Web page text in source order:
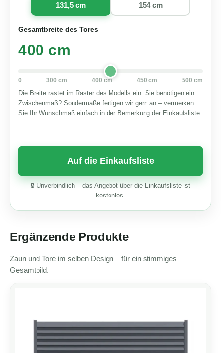
131,5 cm 154 cm
Gesamtbreite des Tores
400 cm
0 300 cm 400 cm 450 cm
500 cm
Die Breite rastet im Raster des Modells ein. Sie benötigen ein
Zwischenmaß? Sondermaße fertigen wir gern an – vermerken
Sie Ihr Wunschmaß einfach in der Bemerkung der Einkaufsliste.
🔒 Unverbindlich – das Angebot über die Einkaufsliste ist
kostenlos.
Ergänzende Produkte
Zaun und Tore im selben Design – für ein stimmiges
Gesamtbild.